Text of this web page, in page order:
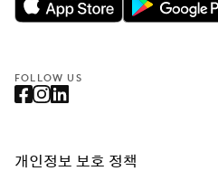
FOLLOW US
개인정보 보호 정책